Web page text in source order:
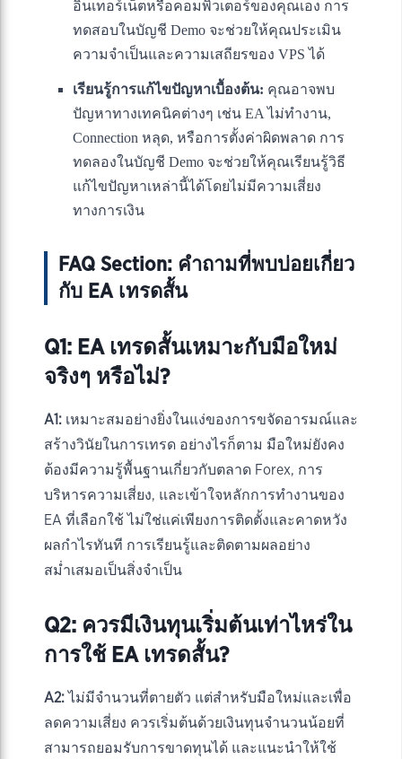
อินเทอร์เน็ตหรือคอมพิวเตอร์ของคุณเอง การ
ทดสอบในบัญชี Demo จะช่วยให้คุณประเมิน
ความจำเป็นและความเสถียรของ VPS ได้
เรียนรู้การแก้ไขปัญหาเบื้องต้น: คุณอาจพบ
ปัญหาทางเทคนิคต่างๆ เช่น EA ไม่ทำงาน,
Connection หลุด, หรือการตั้งค่าผิดพลาด การ
ทดลองในบัญชี Demo จะช่วยให้คุณเรียนรู้วิธี
แก้ไขปัญหาเหล่านี้ได้โดยไม่มีความเสี่ยง
ทางการเงิน
FAQ Section: คำถามที่พบบ่อยเกี่ยว
กับ EA เทรดสั้น
Q1: EA เทรดสั้นเหมาะกับมือใหม่
จริงๆ หรือไม่?
A1: เหมาะสมอย่างยิ่งในแง่ของการขจัดอารมณ์และ
สร้างวินัยในการเทรด อย่างไรก็ตาม มือใหม่ยังคง
ต้องมีความรู้พื้นฐานเกี่ยวกับตลาด Forex, การ
บริหารความเสี่ยง, และเข้าใจหลักการทำงานของ
EA ที่เลือกใช้ ไม่ใช่แค่เพียงการติดตั้งและคาดหวัง
ผลกำไรทันที การเรียนรู้และติดตามผลอย่าง
สม่ำเสมอเป็นสิ่งจำเป็น
Q2: ควรมีเงินทุนเริ่มต้นเท่าไหร่ใน
การใช้ EA เทรดสั้น?
A2: ไม่มีจำนวนที่ตายตัว แต่สำหรับมือใหม่และเพื่อ
ลดความเสี่ยง ควรเริ่มต้นด้วยเงินทุนจำนวนน้อยที่
สามารถยอมรับการขาดทุนได้ และแนะนำให้ใช้